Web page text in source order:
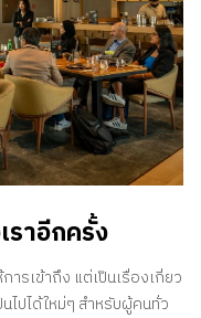
ราอีกครั้ง
รเข้าถึง แต่เป็นเรื่องเกี่ยว
ไปได้ใหม่ๆ สําหรับผู้คนทั่ว